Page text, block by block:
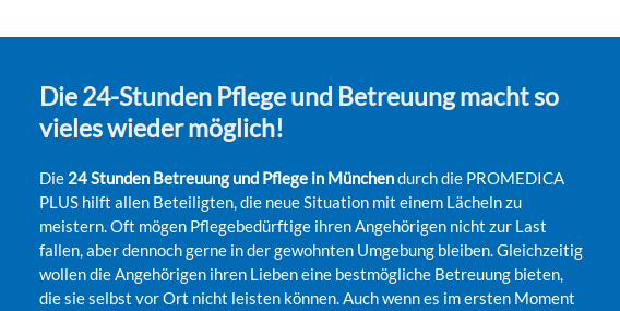
Die 24-Stunden Pflege und Betreuung macht so
vieles wieder möglich!
Die 24 Stunden Betreuung und Pflege in Münchendurch die PROMEDICA
PLUS hilft allen Beteiligten, die neue Situation mit einem Lächeln zu
meistern. Oft mögen Pflegebedürftige ihren Angehörigen nicht zur Last
fallen, aber dennoch gerne in der gewohnten Umgebung bleiben. Gleichzeitig
wollen die Angehörigen ihren Lieben eine bestmögliche Betreuung bieten,
die sie selbst vor Ort nicht leisten können. Auch wenn es im ersten Moment